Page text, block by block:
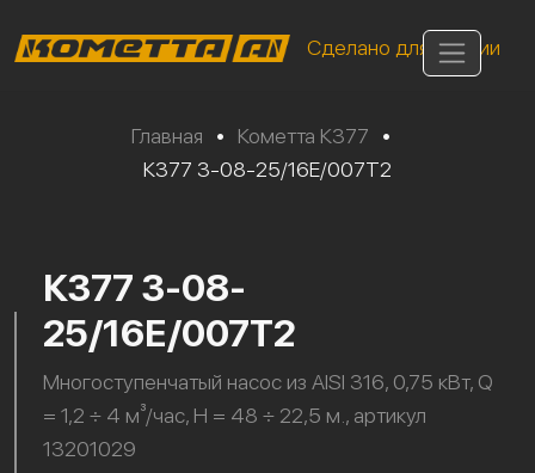
Сделано для России
Главная • Кометта К377
•
К377 3-08-25/16Е/007Т2
К377 3-08-
25/16Е/007Т2
Многоступенчатый насос из AISI 316, 0,75 кВт, Q
= 1,2 ÷ 4 м³/час, H = 48 ÷ 22,5 м., артикул
13201029